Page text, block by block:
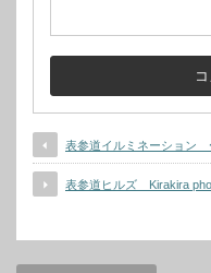
表参道イルミネーション
表参道ヒルズ Kirakira